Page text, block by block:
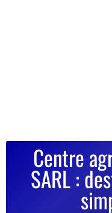
Centre
SARL :